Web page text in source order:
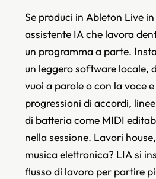
Se produci in Ableton Live
assistente IA che lavora
un programma a parte.
un leggero software locale,
vuoi a parole o con la voce
progressioni di accordi,
di batteria come MIDI
nella sessione. Lavori
musica elettronica? LIA si
flusso di lavoro per partire